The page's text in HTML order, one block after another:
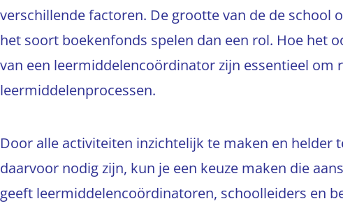
verschillende factoren. De grootte van de de school
het soort boekenfonds spelen dan een rol. Hoe het
van een leermiddelencoördinator zijn essentieel om
leermiddelenprocessen.
Door alle activiteiten inzichtelijk te maken en helder
daarvoor nodig zijn, kun je een keuze maken die
geeft leermiddelencoördinatoren, schoolleiders en